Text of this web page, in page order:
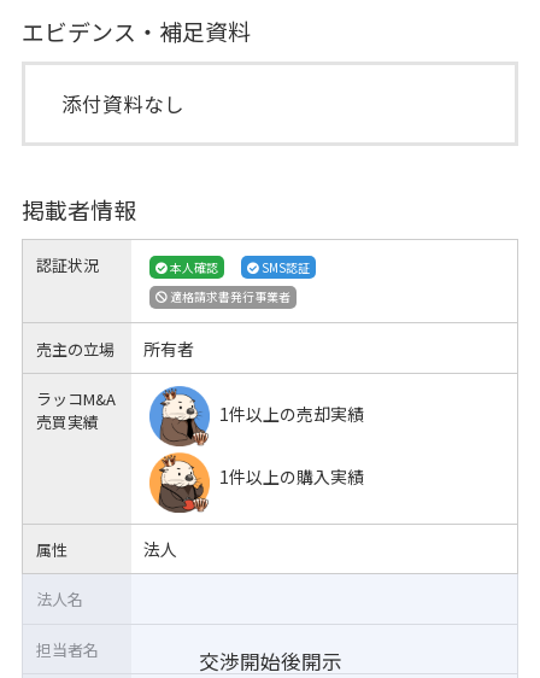
エビデンス・補足資料
添付資料なし
掲載者情報
認証状況 本人確認
SMS認証
適格請求書発行事業者
売主の立場 所有者
ラッコM&A
売買実績
1件以上の売却実績
1件以上の購入実績
属性 法人
交渉開始後開示
法人名
担当者名